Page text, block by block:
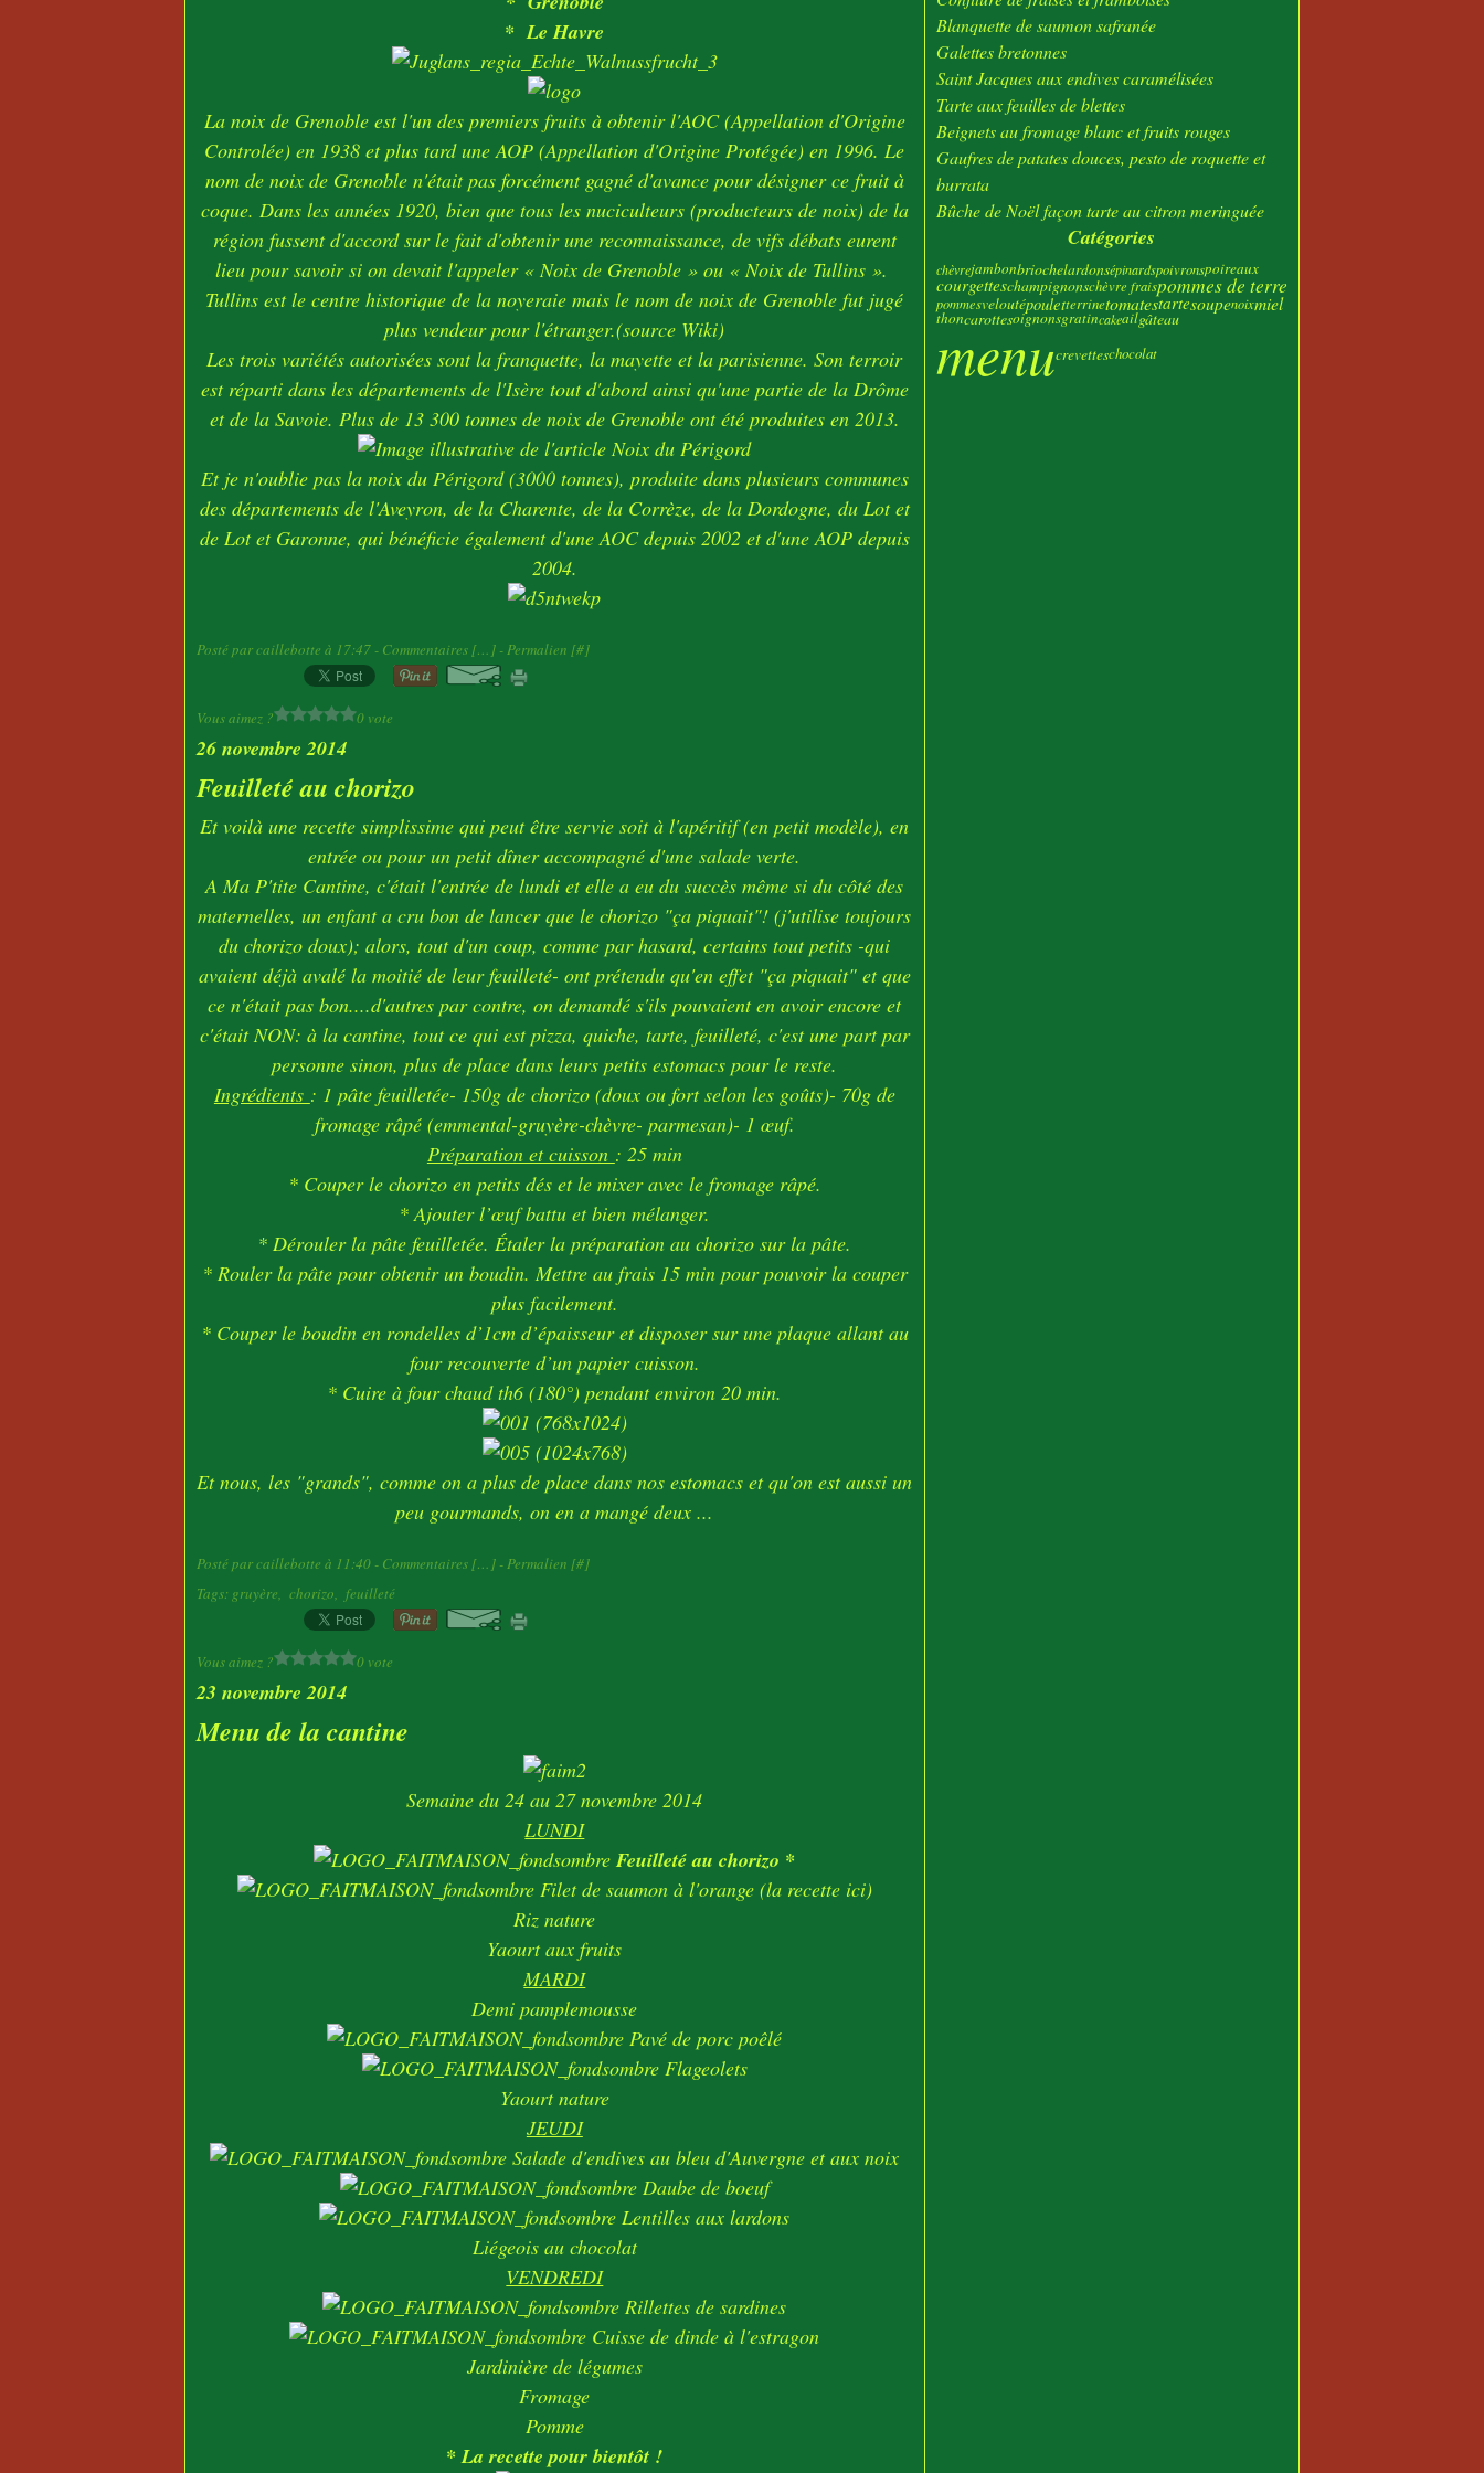
* Le Havre
La noix de Grenoble est l'un des premiers fruits à obtenir l'AOC (Appellation d'Origine
Controlée) en 1938 et plus tard une AOP (Appellation d'Origine Protégée) en 1996. Le
nom de noix de Grenoble n'était pas forcément gagné d'avance pour désigner ce fruit à
coque. Dans les années 1920, bien que tous les nuciculteurs (producteurs de noix)de la
région fussent d'accord sur le fait d'obtenir une reconnaissance, de vifs débats eurent
lieu pour savoir si on devait l'appeler « Noix de Grenoble » ou « Noix de Tullins ».
Tullins est le centre historique de la noyeraie mais le nom de noix de Grenoble fut jugé
plus vendeur pour l'étranger.(source Wiki)
Les trois variétés autorisées sont la franquette, la mayette et la parisienne. Son terroir
est réparti dans les départements de l'Isère tout d'abord ainsi qu'une partie de la Drôme
et de la Savoie. Plus de 13 300 tonnes de noix de Grenoble ont été produites en 2013.
Et je n'oublie pas la noix du Périgord (3000 tonnes), produite dans plusieurs communes
des départements de l'Aveyron, de la Charente, de la Corrèze, de la Dordogne, du Lot et
de Lot et Garonne, qui bénéficie également d'une AOC depuis 2002 et d'une AOP depuis
2004.
Posté par caillebotte à 17:47 - Commentaires [… ] - Permalien [#]
Vous aimez ? 0 vote
26 novembre 2014
Feuilleté au chorizo
Et voilà une recette simplissime qui peut être servie soit à l'apéritif (en petit modèle), en
entrée ou pour un petit dîner accompagné d'une salade verte.
A Ma P'tite Cantine, c'était l'entrée de lundi et elle a eu du succès même si du côté des
maternelles, un enfant a cru bon de lancer que le chorizo "ça piquait"! (j'utilise toujours
du chorizo doux); alors, tout d'un coup, comme par hasard, certains tout petits -qui
avaient déjà avalé la moitié de leur feuilleté- ont prétendu qu'en effet "ça piquait" et que
ce n'était pas bon....d'autres par contre, on demandé s'ils pouvaient en avoir encore et
c'était NON: à la cantine, tout ce qui est pizza, quiche, tarte, feuilleté, c'est une part par
personne sinon, plus de place dans leurs petits estomacs pour le reste.
Ingrédients : 1 pâte feuilletée- 150g de chorizo (doux ou fort selon les goûts)- 70g de
fromage râpé (emmental-gruyère-chèvre- parmesan)- 1 œuf.
Préparation et cuisson : 25 min
* Couper le chorizo en petits dés et le mixer avec le fromage râpé.
* Ajouter l’œuf battu et bien mélanger.
* Dérouler la pâte feuilletée. Étaler la préparation au chorizo sur la pâte.
* Rouler la pâte pour obtenir un boudin. Mettre au frais 15 min pour pouvoir la couper
plus facilement.
* Couper le boudin en rondelles d’1cm d’épaisseur et disposer sur une plaque allant au
four recouverte d’un papier cuisson.
* Cuire à four chaud th6 (180°) pendant environ 20 min.
Et nous, les "grands", comme on a plus de place dans nos estomacs et qu'on est aussi un
peu gourmands, on en a mangé deux ...
Posté par caillebotte à 11:40 - Commentaires [… ] - Permalien [#]
Tags: gruyère, chorizo, feuilleté
Vous aimez ? 0 vote
23 novembre 2014
Menu de la cantine
Semaine du 24 au 27 novembre 2014
LUNDI
Feuilleté au chorizo *
Filet de saumon à l'orange (la recette ici)
Riz nature
Yaourt aux fruits
MARDI
Demi pamplemousse
Pavé de porc poêlé
Flageolets
Yaourt nature
JEUDI
Salade d'endives au bleu d'Auvergne et aux noix
Daube de boeuf
Lentilles aux lardons
Liégeois au chocolat
VENDREDI
Rillettes de sardines
Cuisse de dinde à l'estragon
Jardinière de légumes
Fromage
Pomme
* La recette pour bientôt !
Janvier(23)
Blanquette de saumon safranée
Galettes bretonnes
Saint Jacques aux endives caramélisées
Tarte aux feuilles de blettes
Beignets au fromage blanc et fruits rouges
Gaufres de patates douces, pesto de roquette et
burrata
Bûche de Noël façon tarte au citron meringuée
Catégories
chèvrejambonbriochelardonsépinardspoivronspoireaux
courgetteschampignonschèvre fraispommes de terre
pommesveloutépouletterrinetomatestartesoupenoixmiel
thoncarottesoignonsgratincakeailgâteau
menucrevetteschocolat